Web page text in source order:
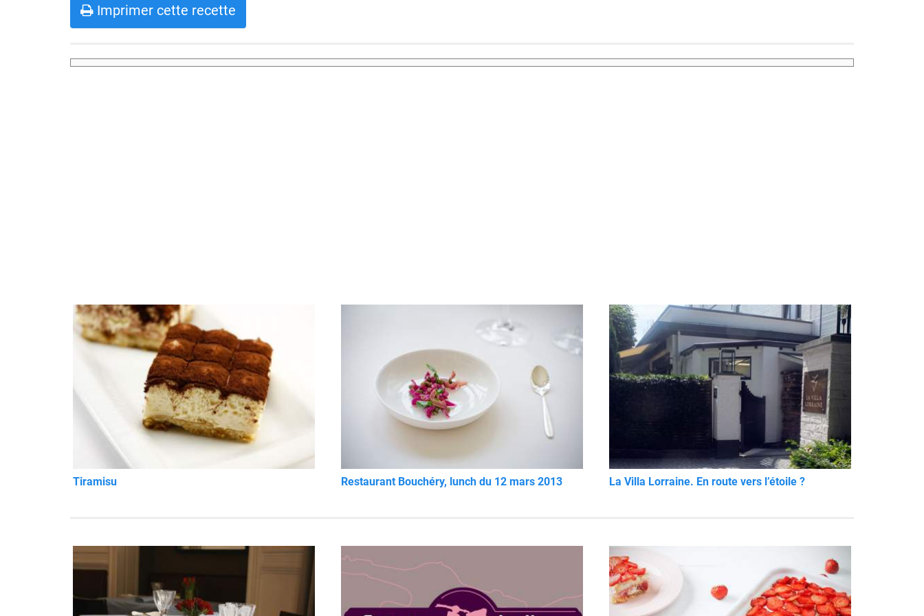
Imprimer cette recette
Tiramisu Restaurant Bouchéry, lunch du 12 mars 2013 La Villa Lorraine. En route vers l’étoile ?